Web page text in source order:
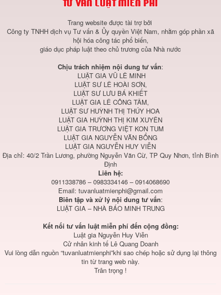
Trang website được tài trợ bởi
Công ty TNHH dịch vụ Tư vấn & Ủy quyền Việt Nam, nhằm góp phần xã
hội hóa công tác phổ biến,
giáo dục pháp luật theo chủ trương của Nhà nước
Chịu trách nhiệm nội dung tư vấn:
LUẬT GIA VŨ LÊ MINH
LUẬT SƯ LÊ HOÀI SƠN,
LUẬT SƯ LƯU BÁ KHIẾT
LUẬT GIA LÊ CÔNG TÂM,
LUẬT SƯ HUỲNH THỊ THÚY HOA
LUẬT GIA HUỲNH THỊ KIM XUYÊN
LUẬT GIA TRƯƠNG VIỆT KON TUM
LUẬT GIA NGUYỄN VĂN BỔNG
LUẬT GIA NGUYỄN HUY VIỄN
Địa chỉ: 40/2 Trần Lương, phường Nguyễn Văn Cừ, TP Quy Nhơn, tỉnh Bình
Định
Liên hệ:
0911338786 – 0983334146 – 0914068690
Email: tuvanluatmienphi@gmail.com
Biên tập và xử lý nội dung tư vấn:
LUẬT GIA – NHÀ BÁO MINH TRUNG
Kết nối tư vấn luật miễn phí đến cộng đồng:
Luật gia Nguyễn Huy Viễn
Cử nhân kinh tế Lê Quang Doanh
Vui lòng dẫn nguồn “tuvanluatmienphi”khi sao chép hoặc sử dụng lại thông
tin từ trang web này.
Trân trọng !